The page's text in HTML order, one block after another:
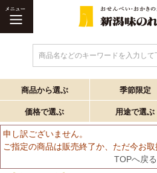
商品名などのキーワードを入力して
商品から選ぶ 季節限定
価格で選ぶ 用途で選ぶ
申し訳ございません。
ご指定の商品は販売終了か、ただ今お取
TOPへ戻る